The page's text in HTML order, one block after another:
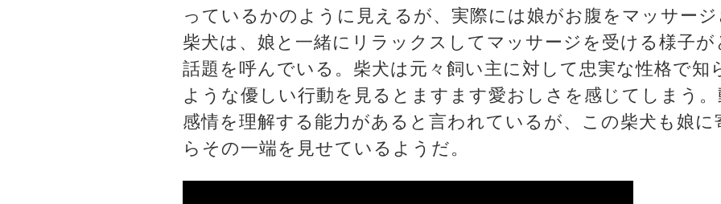
っているかのように見えるが、実際には娘がお腹をマッサージ
柴犬は、娘と一緒にリラックスしてマッサージを受ける様子が
話題を呼んでいる。柴犬は元々飼い主に対して忠実な性格で知
ような優しい行動を見るとますます愛おしさを感じてしまう
感情を理解する能力があると言われているが、この柴犬も娘
らその一端を見せているようだ。